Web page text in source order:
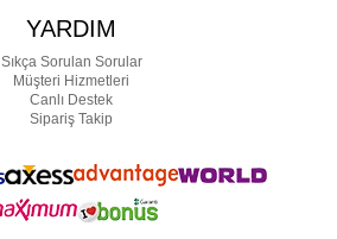
YARDIM
Sıkça Sorulan Sorular
Müşteri Hizmetleri
Canlı Destek
Sipariş Takip